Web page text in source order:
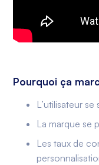
Pourquoi ça
L’utilisateur
La marque se
Les taux de